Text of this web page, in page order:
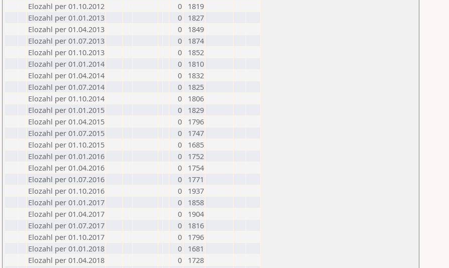
Elozahl per 01.10.2012
0
1819
Elozahl per 01.01.2013
0
1827
Elozahl per 01.04.2013
0
1849
Elozahl per 01.07.2013
0
1874
Elozahl per 01.10.2013
0
1852
Elozahl per 01.01.2014
0
1810
Elozahl per 01.04.2014
0
1832
Elozahl per 01.07.2014
0
1825
Elozahl per 01.10.2014
0
1806
Elozahl per 01.01.2015
0
1829
Elozahl per 01.04.2015
0
1796
Elozahl per 01.07.2015
0
1747
Elozahl per 01.10.2015
0
1685
Elozahl per 01.01.2016
0
1752
Elozahl per 01.04.2016
0
1754
Elozahl per 01.07.2016
0
1771
Elozahl per 01.10.2016
0
1937
Elozahl per 01.01.2017
0
1858
Elozahl per 01.04.2017
0
1904
Elozahl per 01.07.2017
0
1816
Elozahl per 01.10.2017
0
1796
Elozahl per 01.01.2018
0
1681
Elozahl per 01.04.2018
0
1728